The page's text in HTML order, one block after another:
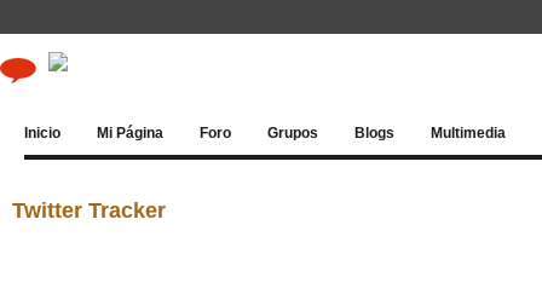
Inicio Mi Página Foro Grupos Blogs Multimedia
Twitter Tracker